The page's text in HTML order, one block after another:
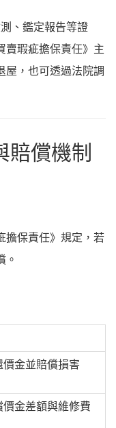
、鑑定報告等證
賣瑕疵擔保責任》主
屋，也可透過法院調
賠償機制
擔保責任》規定，若
。
價金並賠償損害
價金差額與維修費